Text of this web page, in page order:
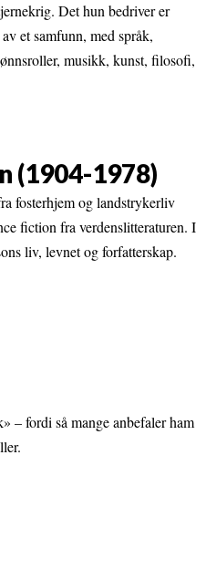
Det hun bedriver er
et samfunn, med språk,
musikk, kunst, filosofi,
(1904-1978)
fosterhjem og landstrykerliv
fiction fra verdenslitteraturen. I
liv, levnet og forfatterskap.
– fordi så mange anbefaler ham